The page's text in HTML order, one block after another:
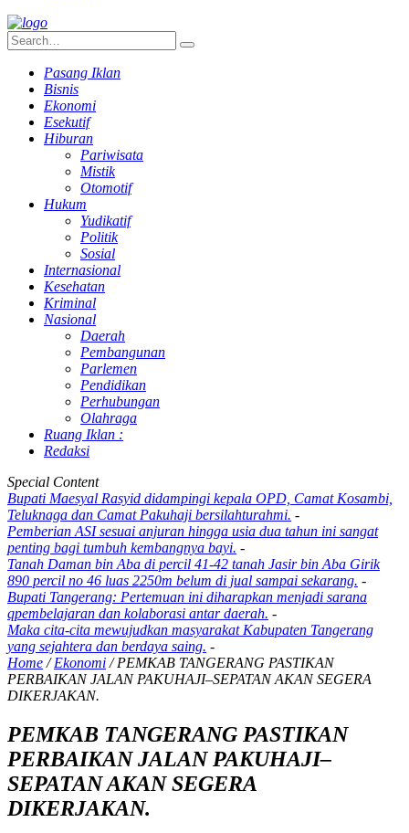
Pasang Iklan
Bisnis
Ekonomi
Esekutif
Hiburan
Pariwisata
Mistik
Otomotif
Hukum
Yudikatif
Politik
Sosial
Internasional
Kesehatan
Kriminal
Nasional
Daerah
Pembangunan
Parlemen
Pendidikan
Perhubungan
Olahraga
Ruang Iklan :
Redaksi
Special Content
Bupati Maesyal Rasyid didampingi kepala OPD, Camat Kosambi,
Teluknaga dan Camat Pakuhaji bersilahturahmi. -
Pemberian ASI sesuai anjuran hingga usia dua tahun ini sangat
penting bagi tumbuh kembangnya bayi. -
Tanah Daman bin Aba di percil 41-42 tanah Jasir bin Aba Girik
890 percil no 46 luas 2250m belum di jual sampai sekarang. -
Bupati Tangerang: Pertemuan ini diharapkan menjadi sarana
qpembelajaran dan kolaborasi antar daerah. -
Maka cita-cita mewujudkan masyarakat Kabupaten Tangerang
yang sejahtera dan berdaya saing. -
Home /Ekonomi /PEMKAB TANGERANG PASTIKAN
PERBAIKAN JALAN PAKUHAJI–SEPATAN AKAN SEGERA
DIKERJAKAN.
PEMKAB TANGERANG PASTIKAN
PERBAIKAN JALAN PAKUHAJI–
SEPATAN AKAN SEGERA
DIKERJAKAN.